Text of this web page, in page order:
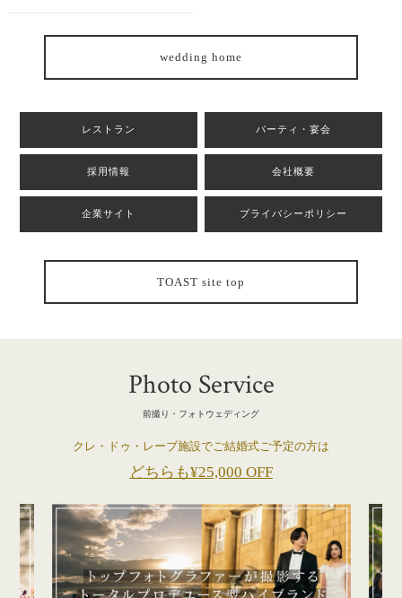
wedding home
レストラン パーティ・宴会
採用情報 会社概要
企業サイト プライバシーポリシー
TOAST site top
Photo Service
前撮り・フォトウェディング
クレ・ドゥ・レーブ施設でご結婚式ご予定の方は
どちらも¥25,000 OFF